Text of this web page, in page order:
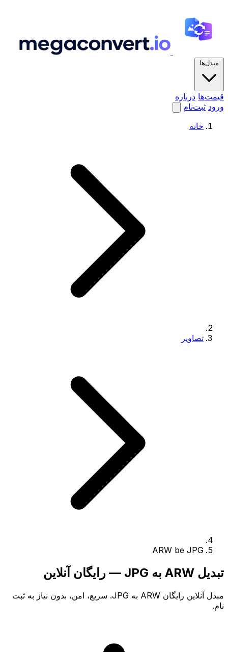
مبدل‌ها
قیمت‌ها درباره
ورود ثبت‌نام
خانه
تصاویر
ARW be JPG
تبدیل ARW به JPG — رایگان آنلاین
مبدل آنلاین رایگان ARW به JPG. سریع، امن، بدون نیاز به ثبت
نام.